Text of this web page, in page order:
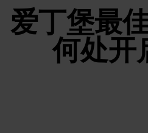
爱丁堡最
何处开